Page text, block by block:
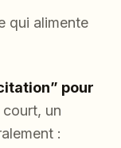
qui alimente
pour
court, un
: